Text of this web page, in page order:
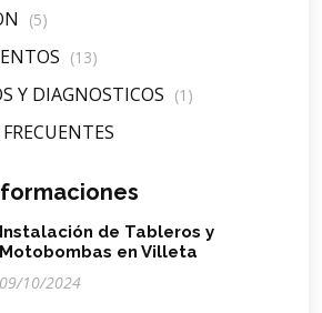
(5)
(13)
Y DIAGNOSTICOS (1)
Instalación de Tableros y
Motobombas en Villeta
09/10/2024